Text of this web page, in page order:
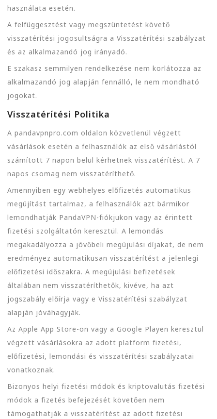
használata esetén.
A felfüggesztést vagy megszüntetést követő
visszatérítési jogosultságra a Visszatérítési szabályzat
és az alkalmazandó jog irányadó.
E szakasz semmilyen rendelkezése nem korlátozza az
alkalmazandó jog alapján fennálló, le nem mondható
jogokat.
Visszatérítési Politika
A pandavpnpro.com oldalon közvetlenül végzett
vásárlások esetén a felhasználók az első vásárlástól
számított 7 napon belül kérhetnek visszatérítést. A 7
napos csomag nem visszatéríthető.
Amennyiben egy webhelyes előfizetés automatikus
megújítást tartalmaz, a felhasználók azt bármikor
lemondhatják PandaVPN-fiókjukon vagy az érintett
fizetési szolgáltatón keresztül. A lemondás
megakadályozza a jövőbeli megújulási díjakat, de nem
eredményez automatikusan visszatérítést a jelenlegi
előfizetési időszakra. A megújulási befizetések
általában nem visszatéríthetők, kivéve, ha azt
jogszabály előírja vagy e Visszatérítési szabályzat
alapján jóváhagyják.
Az Apple App Store-on vagy a Google Playen keresztül
végzett vásárlásokra az adott platform fizetési,
előfizetési, lemondási és visszatérítési szabályzatai
vonatkoznak.
Bizonyos helyi fizetési módok és kriptovalutás fizetési
módok a fizetés befejezését követően nem
támogathatják a visszatérítést az adott fizetési